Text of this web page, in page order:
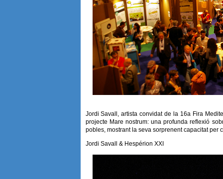
Jordi Savall, artista convidat de la 16a Fira
projecte Mare nostrum: una profunda reflexió
pobles, mostrant la seva sorprenent capacitat per
Jordi Savall & Hespérion XXI